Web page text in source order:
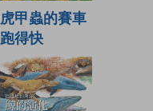
虎甲蟲的賽車
跑得快